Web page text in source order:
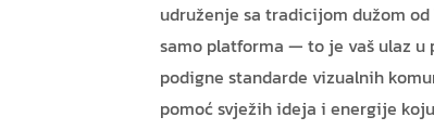
udruženje sa tradicijom dužom od
samo platforma — to je vaš ulaz
podigne standarde vizualnih
pomoć svježih ideja i energije